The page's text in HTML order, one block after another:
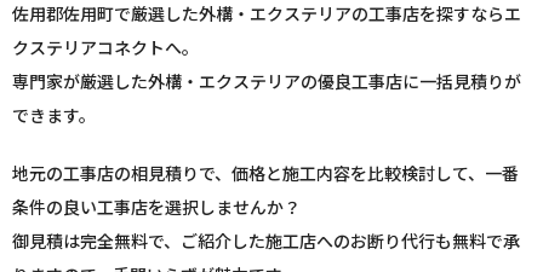
佐用郡佐用町で厳選した外構・エクステリアの工事店を探すならエ
クステリアコネクトへ。
専門家が厳選した外構・エクステリアの優良工事店に一括見積りが
できます。
地元の工事店の相見積りで、価格と施工内容を比較検討して、一番
条件の良い工事店を選択しませんか？
御見積は完全無料で、ご紹介した施工店へのお断り代行も無料で承